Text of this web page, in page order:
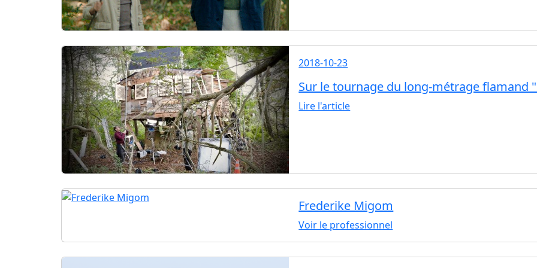
2018-10-23
Sur le tournage du long-métrage flamand
Lire l'article
Frederike Migom
Voir le professionnel